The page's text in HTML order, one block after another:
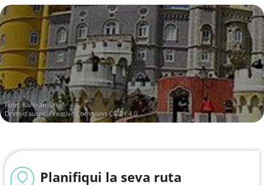
Font: Kamran Saraf
Drets d'autor:Creative Commons CC BY 4.0
Planifiqui la seva ruta